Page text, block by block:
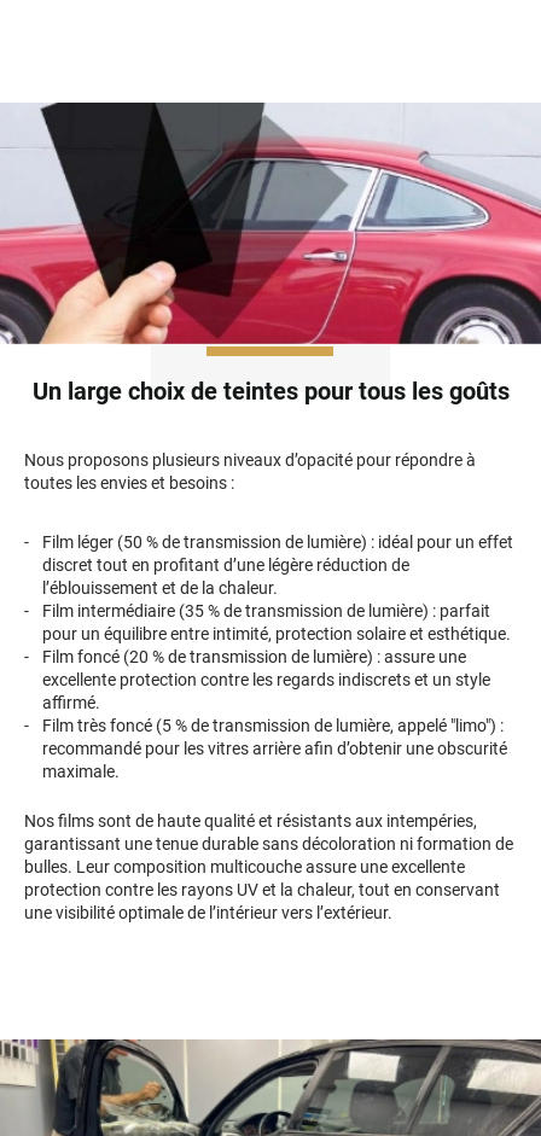
Ssangyong
Subaru
Suzuki
Tata
Toyota
Xpeng
Un large choix de teintes pour tous les goûts
Nous proposons plusieurs niveaux d’opacité pour répondre à
toutes les envies et besoins :
Film léger (50 % de transmission de lumière) : idéal pour un effet
discret tout en profitant d’une légère réduction de
l’éblouissement et de la chaleur.
Film intermédiaire (35 % de transmission de lumière) : parfait
pour un équilibre entre intimité, protection solaire et esthétique.
Film foncé (20 % de transmission de lumière) : assure une
excellente protection contre les regards indiscrets et un style
affirmé.
Film très foncé (5 % de transmission de lumière, appelé "limo") :
recommandé pour les vitres arrière afin d’obtenir une obscurité
maximale.
Nos films sont de haute qualité et résistants aux intempéries,
garantissant une tenue durable sans décoloration ni formation de
bulles. Leur composition multicouche assure une excellente
protection contre les rayons UV et la chaleur, tout en conservant
une visibilité optimale de l’intérieur vers l’extérieur.